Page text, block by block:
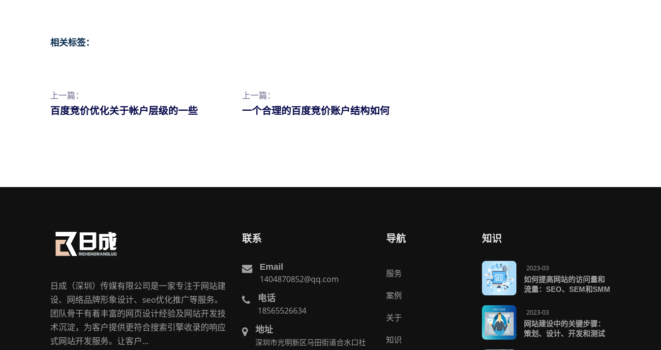
相关标签：
上一篇：
百度竞价优化关于帐户层级的一些
上一篇：
一个合理的百度竞价账户结构如何
日成（深圳）传媒有限公司是一家专注于网站建
设、网络品牌形象设计、seo优化推广等服务。
团队骨干有着丰富的网页设计经验及网站开发技
术沉淀，为客户提供更符合搜索引擎收录的响应
式网站开发服务。让客户…
联系
Email
1404870852@qq.com
电话
18565526634
地址
深圳市光明新区马田街道合水口社
导航
服务
案例
关于
知识
知识
2023-03
如何提高网站的访问量和
流量：SEO、SEM和SMM
2023-03
网站建设中的关键步骤：
策划、设计、开发和测试